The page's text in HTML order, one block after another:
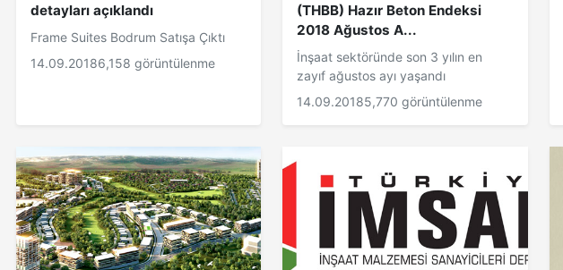
detayları açıklandı
Frame Suites Bodrum Satışa Çıktı
14.09.20186,158 görüntülenme
(THBB) Hazır Beton Endeksi
2018 Ağustos A...
İnşaat sektöründe son 3 yılın en
zayıf ağustos ayı yaşandı
14.09.20185,770 görüntülenme